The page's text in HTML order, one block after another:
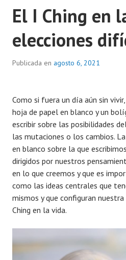
El I Ching en
elecciones
Publicada en agosto 6, 2021
Como si fuera un día aún sin
hoja de papel en blanco y un
escribir sobre las posibilidades
las mutaciones o los cambios.
en blanco sobre la que
dirigidos por nuestros
en lo que creemos y que es
como las ideas centrales que
mismos y que configuran
Ching en la vida.